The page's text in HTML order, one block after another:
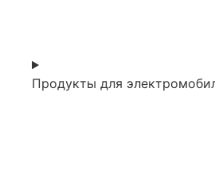
Продукты для